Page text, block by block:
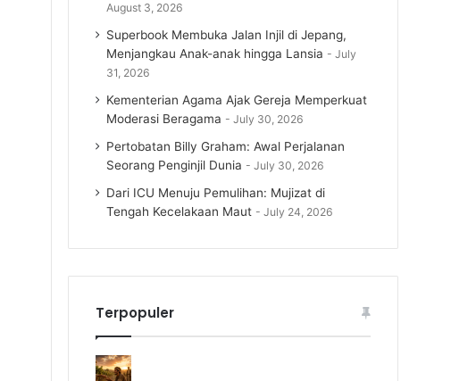
August 3, 2026
Superbook Membuka Jalan Injil di Jepang,
Menjangkau Anak-anak hingga Lansia
July
31, 2026
Kementerian Agama Ajak Gereja Memperkuat
Moderasi Beragama
July 30, 2026
Pertobatan Billy Graham: Awal Perjalanan
Seorang Penginjil Dunia
July 30, 2026
Dari ICU Menuju Pemulihan: Mujizat di
Tengah Kecelakaan Maut
July 24, 2026
Terpopuler